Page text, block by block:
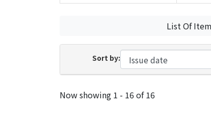
List Of
Sort by:
Recent Submissions
Now showing 1 - 16 of 16